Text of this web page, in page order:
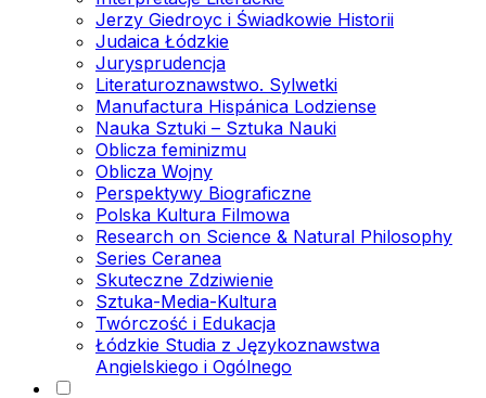
Jerzy Giedroyc i Świadkowie Historii
Judaica Łódzkie
Jurysprudencja
Literaturoznawstwo. Sylwetki
Manufactura Hispánica Lodziense
Nauka Sztuki – Sztuka Nauki
Oblicza feminizmu
Oblicza Wojny
Perspektywy Biograficzne
Polska Kultura Filmowa
Research on Science & Natural Philosophy
Series Ceranea
Skuteczne Zdziwienie
Sztuka-Media-Kultura
Twórczość i Edukacja
Łódzkie Studia z Językoznawstwa
Angielskiego i Ogólnego